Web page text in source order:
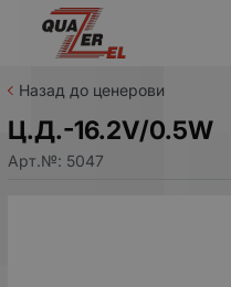
Назад до ценерови
Ц.Д.-16.2V/0.5W
Арт.№: 5047